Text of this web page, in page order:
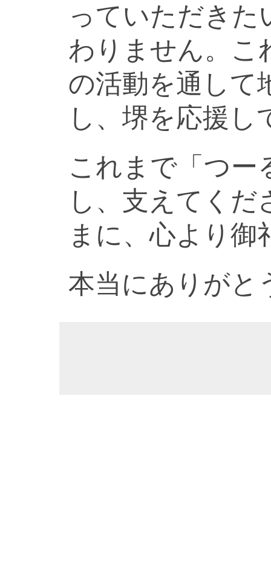
っていただきた
わりません。こ
の活動を通して
し、堺を応援し
これまで「つー
し、支えてく
まに、心より御
本当にありがと